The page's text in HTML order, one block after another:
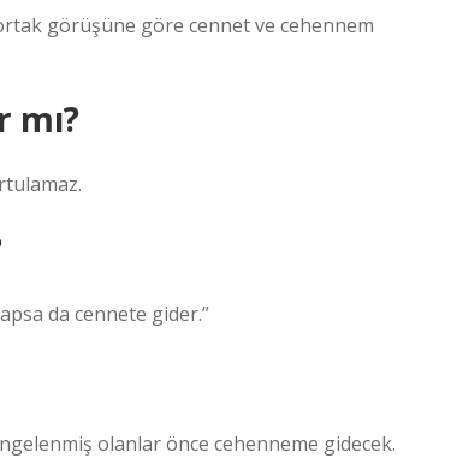
görüşüne göre cennet ve cehennem
mı?
da cennete gider.”
olanlar önce cehenneme gidecek.